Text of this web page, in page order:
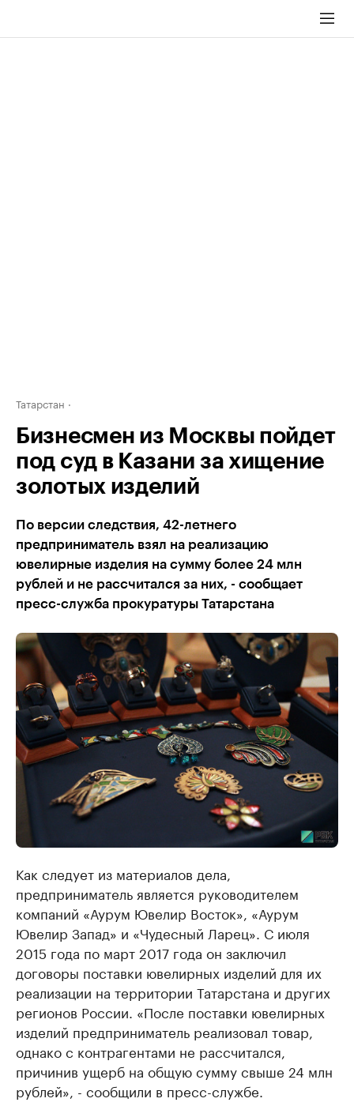
Татарстан
Бизнесмен из Москвы пойдет
под суд в Казани за хищение
золотых изделий
По версии следствия, 42-летнего
предприниматель взял на реализацию
ювелирные изделия на сумму более 24 млн
рублей и не рассчитался за них, - сообщает
пресс-служба прокуратуры Татарстана
Как следует из материалов дела,
предприниматель является руководителем
компаний «Аурум Ювелир Восток», «Аурум
Ювелир Запад» и «Чудесный Ларец». С июля
2015 года по март 2017 года он заключил
договоры поставки ювелирных изделий для их
реализации на территории Татарстана и других
регионов России. «После поставки ювелирных
изделий предприниматель реализовал товар,
однако с контрагентами не рассчитался,
причинив ущерб на общую сумму свыше 24 млн
рублей», - сообщили в пресс-службе.